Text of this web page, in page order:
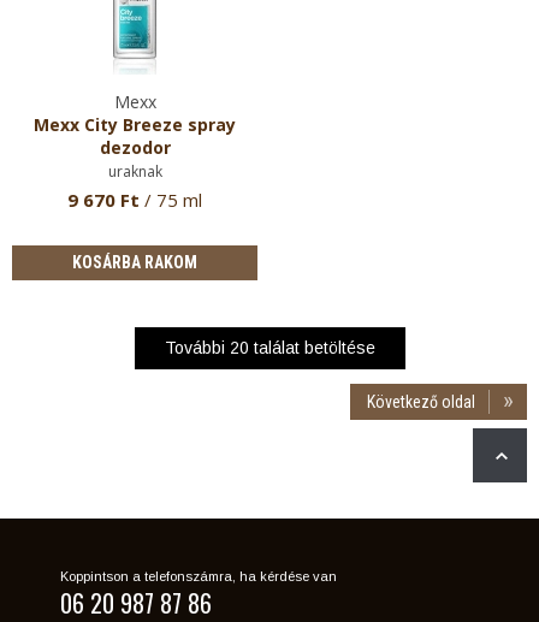
Mexx
Mexx City Breeze spray
dezodor
uraknak
9 670 Ft / 75 ml
KOSÁRBA RAKOM
További 20 találat betöltése
Következő oldal
Koppintson a telefonszámra, ha kérdése van
06 20 987 87 86